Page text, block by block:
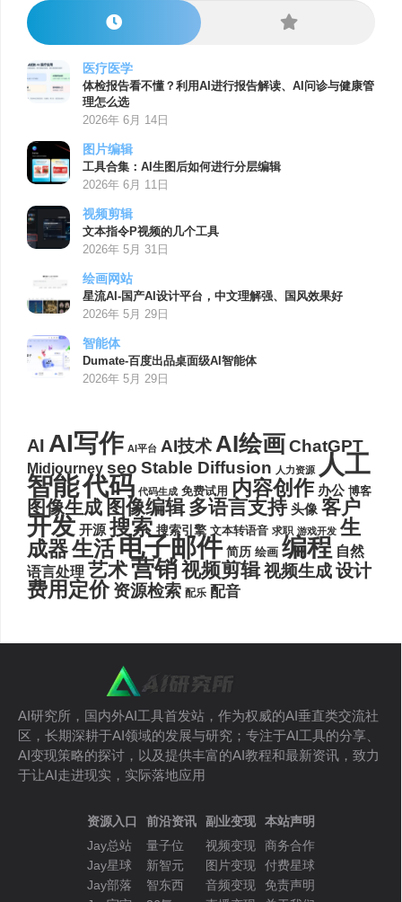
医疗医学
体检报告看不懂？利用AI进行报告解读、AI问诊与健康管
理怎么选
2026年 6月 14日
图片编辑
工具合集：AI生图后如何进行分层编辑
2026年 6月 11日
视频剪辑
文本指令P视频的几个工具
2026年 5月 31日
绘画网站
星流AI-国产AI设计平台，中文理解强、国风效果好
2026年 5月 29日
智能体
Dumate-百度出品桌面级AI智能体
2026年 5月 29日
AI AI写作 AI平台 AI技术AI绘画ChatGPT
Midjourney seo Stable Diffusion 人力资源 人工
智能代码 代码生成 免费试用 内容创作 办公 博客
图像生成 图像编辑 多语言支持 头像 客户
开发 开源 搜索 搜索引擎 文本转语音 求职 游戏开发 生
成器生活电子邮件 简历 绘画 编程 自然
语言处理 艺术营销视频剪辑视频生成设计
费用定价 资源检索 配乐 配音
AI研究所，国内外AI工具首发站，作为权威的AI垂直类交流社
区，长期深耕于AI领域的发展与研究；专注于AI工具的分享、
AI变现策略的探讨，以及提供丰富的AI教程和最新资讯，致力
于让AI走进现实，实际落地应用
资源入口
Jay总站
Jay星球
Jay部落
前沿资讯
量子位
新智元
智东西
副业变现
视频变现
图片变现
音频变现
本站声明
商务合作
付费星球
免责声明